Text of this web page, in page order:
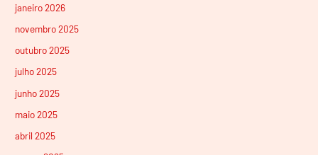
janeiro 2026
novembro 2025
outubro 2025
julho 2025
junho 2025
maio 2025
abril 2025